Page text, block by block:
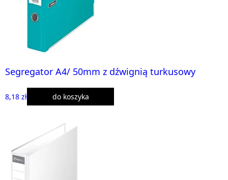
Segregator A4/ 50mm z dźwignią turkusowy
8,18 zł do koszyka